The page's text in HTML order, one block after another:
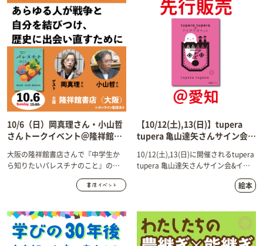
10/6（日）岡真理さん・小山哲
さんトークイベント＠隆祥館書
大阪の隆祥館書店さんで『中学生か
ら知りたいパレスチナのこと』のイ
【10/12(土),13(日)】tupera
tupera 亀山達矢さんサイン会&
tuperaのアイデアポケット』先
行販売！
10/12(土),13(日)に開催されるtupera
tupera 亀山達矢さんサイン会&イベ
アポケット』を先行販売します！絵本